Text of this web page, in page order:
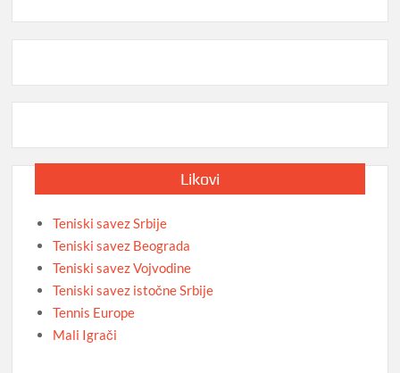
Likovi
Teniski savez Srbije
Teniski savez Beograda
Teniski savez Vojvodine
Teniski savez istočne Srbije
Tennis Europe
Mali Igrači